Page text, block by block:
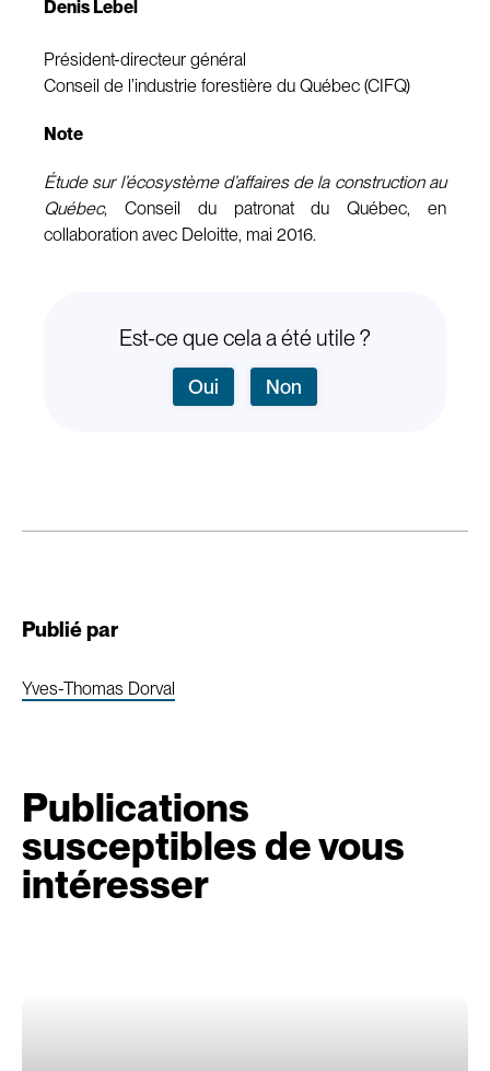
Denis Lebel
Président-directeur général
Conseil de l’industrie forestière du Québec (CIFQ)
Note
Étude sur l’écosystème d’affaires de la construction au
Québec, Conseil du patronat du Québec, en
collaboration avec Deloitte, mai 2016.
Est-ce que cela a été utile ?
Oui Non
Publié par
Yves-Thomas Dorval
Publications
susceptibles de vous
intéresser